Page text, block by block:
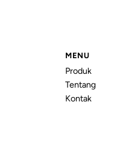
MENU
Produk
Tentang
Kontak